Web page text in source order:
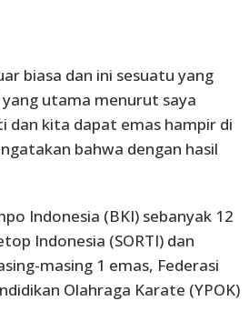
biasa dan ini sesuatu yang
utama menurut saya
dan kita dapat emas hampir di
bahwa dengan hasil
Indonesia (BKI) sebanyak 12
Indonesia (SORTI) dan
masing 1 emas, Federasi
Olahraga Karate (YPOK)